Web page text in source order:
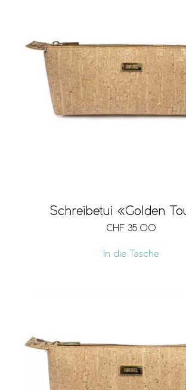
Schreibetui «Golden
CHF 35.00
In die Tasche